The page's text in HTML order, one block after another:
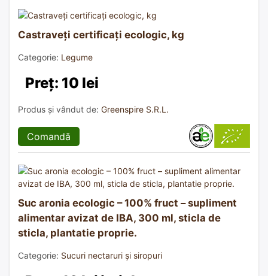
Castraveți certificați ecologic, kg
Categorie: Legume
Preț: 10 lei
Produs și vândut de: Greenspire S.R.L.
Comandă
Suc aronia ecologic – 100% fruct – supliment
alimentar avizat de IBA, 300 ml, sticla de
sticla, plantatie proprie.
Categorie: Sucuri nectaruri și siropuri